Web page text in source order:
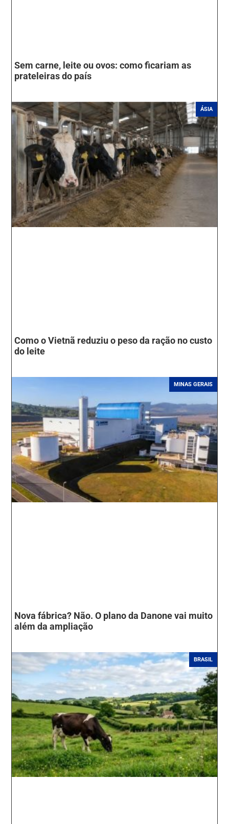
Sem carne, leite ou ovos: como ficariam as
prateleiras do país
ÁSIA
Como o Vietnã reduziu o peso da ração no custo
do leite
MINAS GERAIS
Nova fábrica? Não. O plano da Danone vai muito
além da ampliação
BRASIL